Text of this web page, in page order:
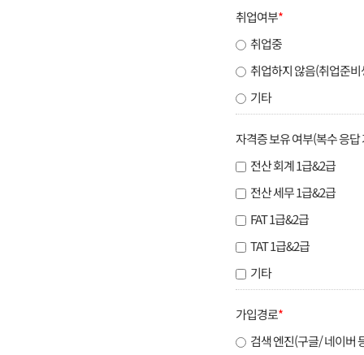
취업여부*
취업중
취업하지 않음(취업준비
기타
자격증 보유 여부(복수 응답
전산 회계 1급&2급
전산 세무 1급&2급
FAT 1급&2급
TAT 1급&2급
기타
가입경로*
검색 엔진(구글/ 네이버